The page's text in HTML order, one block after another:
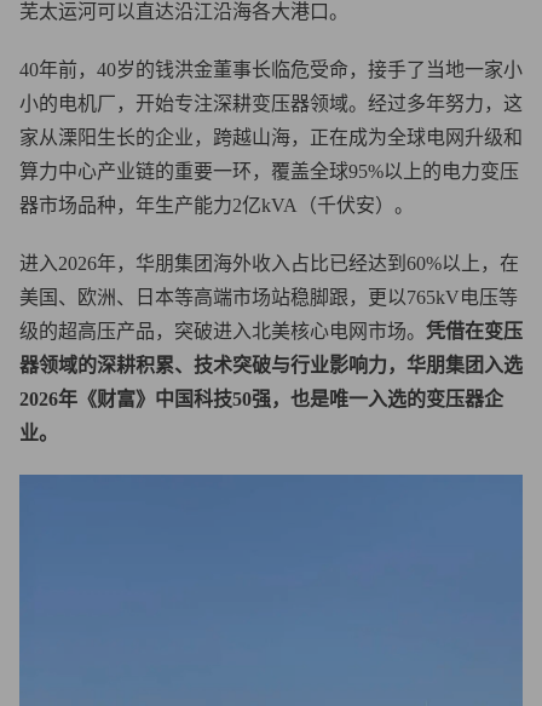
芜太运河可以直达沿江沿海各大港口。
40年前，40岁的钱洪金董事长临危受命，接手了当地一家小
小的电机厂，开始专注深耕变压器领域。经过多年努力，这
家从溧阳生长的企业，跨越山海，正在成为全球电网升级和
算力中心产业链的重要一环，覆盖全球95%以上的电力变压
器市场品种，年生产能力2亿kVA（千伏安）。
进入2026年，华朋集团海外收入占比已经达到60%以上，在
美国、欧洲、日本等高端市场站稳脚跟，更以765kV电压等
级的超高压产品，突破进入北美核心电网市场。 凭借在变压
器领域的深耕积累、技术突破与行业影响力，华朋集团入选
2026年《财富》中国科技50强，也是唯一入选的变压器企
业。